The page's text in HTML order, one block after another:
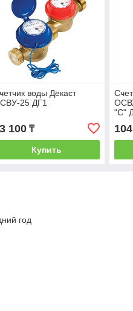
воды Декаст
25 ДГ1
100₸
Купить
"С"
год